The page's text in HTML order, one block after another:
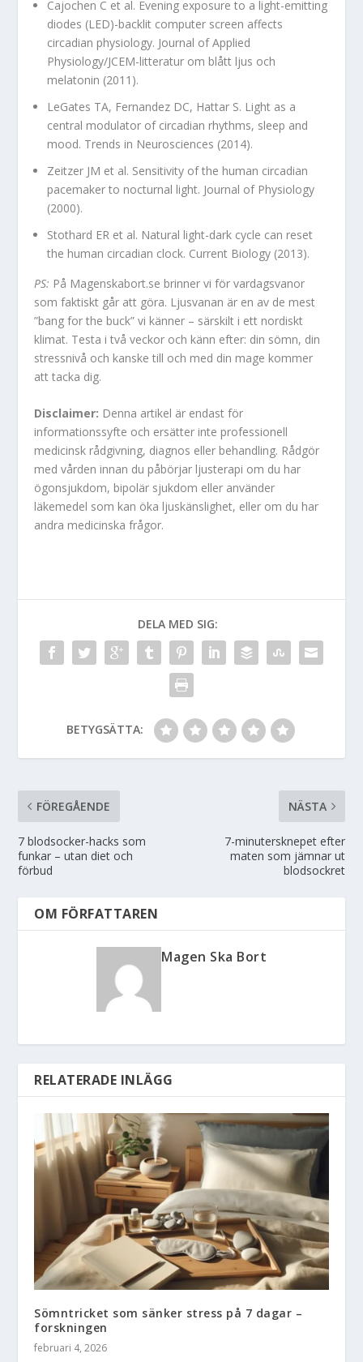
Cajochen C et al. Evening exposure to a light-emitting
diodes (LED)-backlit computer screen affects
circadian physiology. Journal of Applied
Physiology/JCEM-litteratur om blått ljus och
melatonin (2011).
LeGates TA, Fernandez DC, Hattar S. Light as a
central modulator of circadian rhythms, sleep and
mood. Trends in Neurosciences (2014).
Zeitzer JM et al. Sensitivity of the human circadian
pacemaker to nocturnal light. Journal of Physiology
(2000).
Stothard ER et al. Natural light-dark cycle can reset
the human circadian clock. Current Biology (2013).
PS: På Magenskabort.se brinner vi för vardagsvanor
som faktiskt går att göra. Ljusvanan är en av de mest
”bang for the buck” vi känner – särskilt i ett nordiskt
klimat. Testa i två veckor och känn efter: din sömn, din
stressnivå och kanske till och med din mage kommer
att tacka dig.
Disclaimer: Denna artikel är endast för
informationssyfte och ersätter inte professionell
medicinsk rådgivning, diagnos eller behandling. Rådgör
med vården innan du påbörjar ljusterapi om du har
ögonsjukdom, bipolär sjukdom eller använder
läkemedel som kan öka ljuskänslighet, eller om du har
andra medicinska frågor.
DELA MED SIG:
BETYGSÄTTA:
FÖREGÅENDE
7 blodsocker-hacks som
funkar – utan diet och
förbud
NÄSTA
7-minutersknepet efter
maten som jämnar ut
blodsockret
OM FÖRFATTAREN
Magen Ska Bort
RELATERADE INLÄGG
Sömntricket som sänker stress på 7 dagar –
forskningen
februari 4, 2026